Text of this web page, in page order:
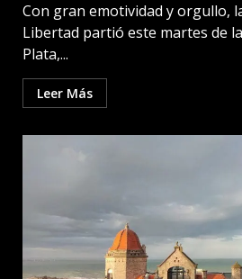
Con gran emotividad y orgullo,
Libertad partió este martes de
Plata,...
Leer Más